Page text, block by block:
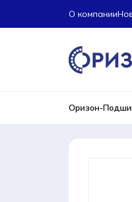
О компании
Оризон-